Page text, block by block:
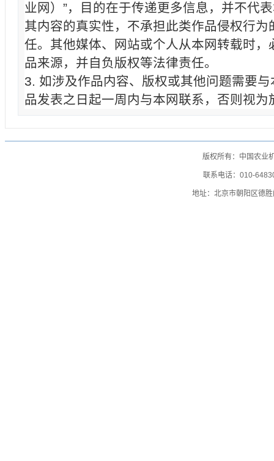
业网）”，目的在于传递更多信息，并不代
其内容的真实性，不承担此类作品侵权行为
任。其他媒体、网站或个人从本网转载时，
品来源，并自负版权等法律责任。
3. 如涉及作品内容、版权或其他问题需要
品发表之日起一周内与本网联系，否则视为
版权所有：中国农
联系电话：010-
地址：北京市朝阳区德